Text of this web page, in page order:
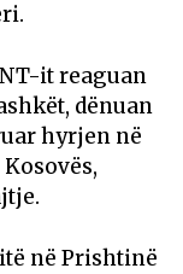
it reaguan
dënuan
hyrjen në
në Prishtinë